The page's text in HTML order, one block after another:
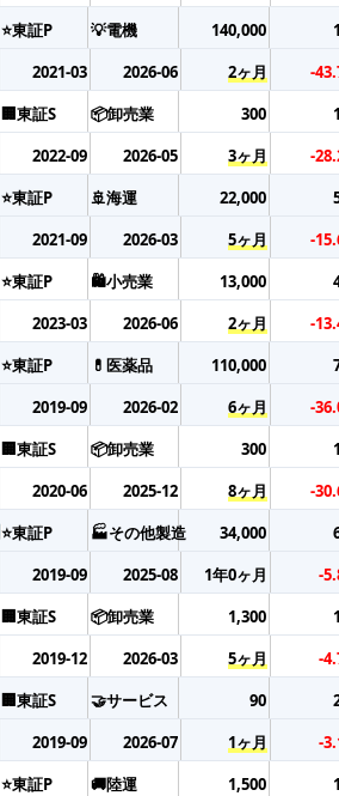
⭐東証P 💡電機 140,000
2021-03 2026-06 2ヶ月
-
🏢東証S 📦卸売業 300
2022-09 2026-05 3ヶ月
-
⭐東証P 🚢海運 22,000
2021-09 2026-03 5ヶ月
-
⭐東証P 🛍️小売業 13,000
2023-03 2026-06 2ヶ月
-
⭐東証P 💊医薬品 110,000
2019-09 2026-02 6ヶ月
-
🏢東証S 📦卸売業 300
2020-06 2025-12 8ヶ月
-
⭐東証P 🏭その他製造 34,000
2019-09 2025-08 1年0ヶ月
-
🏢東証S 📦卸売業 1,300
2019-12 2026-03 5ヶ月
-
🏢東証S 🤝サービス 90
2019-09 2026-07 1ヶ月
-
⭐東証P 🚚陸運 1,500